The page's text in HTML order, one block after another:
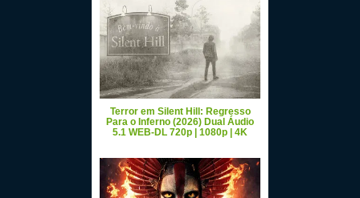
Terror em Silent Hill: Regresso
Para o Inferno (2026) Dual Áudio
5.1 WEB-DL 720p | 1080p | 4K